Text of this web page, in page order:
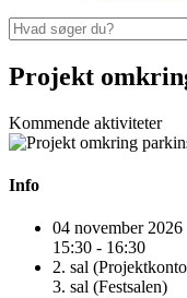
Projekt
Kommende aktiviteter
Info
04 november 2026
15:30 - 16:30
2. sal
3. sal (Festsalen)